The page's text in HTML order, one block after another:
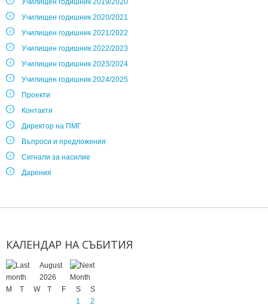
Училищен годишник 2019/2020
Училищен годишник 2020/2021
Училищен годишник 2021/2022
Училищен годишник 2022/2023
Училищен годишник 2023/2024
Училищен годишник 2024/2025
Проекти
Контакти
Директор на ПМГ
Въпроси и предложения
Сигнали за насилие
Дарения
КАЛЕНДАР НА СЪБИТИЯ
August
2026
M
T W T F S
S
1
2